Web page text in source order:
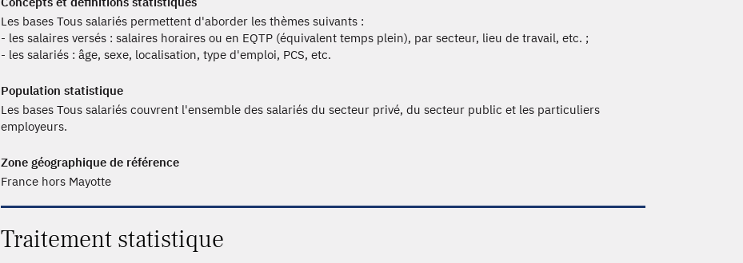
Les bases Tous salariés permettent d'aborder les thèmes suivants :
- les salaires versés : salaires horaires ou en EQTP (équivalent temps plein), par secteur, lieu de travail, etc. ;
- les salariés : âge, sexe, localisation, type d'emploi, PCS, etc.
Population statistique
Les bases Tous salariés couvrent l'ensemble des salariés du secteur privé, du secteur public et les particuliers
employeurs.
Zone géographique de référence
France hors Mayotte
Traitement statistique